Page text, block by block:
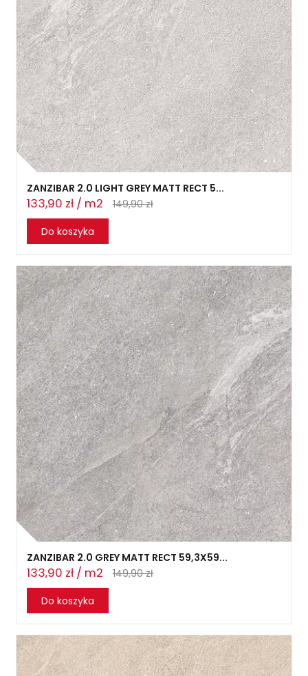
ZANZIBAR 2.0 LIGHT GREY MATT RECT 5...
133,90 zł / m2
149,90 zł
Do koszyka
ZANZIBAR 2.0 GREY MATT RECT 59,3X59...
133,90 zł / m2
149,90 zł
Do koszyka